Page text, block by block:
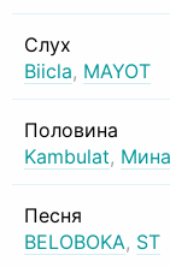
Слух
Biicla, MAYOT
Половина
Kambulat,
Песня
BELOBOKA, ST